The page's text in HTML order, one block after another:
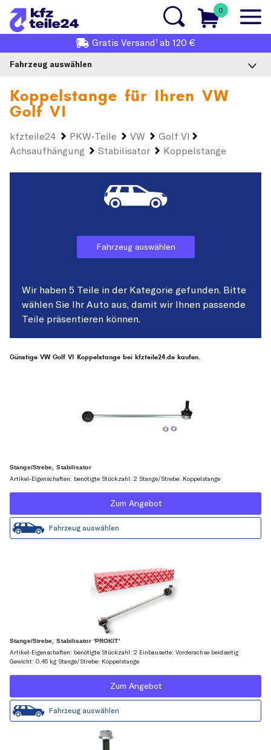
0
Gratis Versand1 ab 120 €
Fahrzeug auswählen
Koppelstange für Ihren VW
Golf VI
kfzteile24 PKW-Teile VW
Golf VI
Achsaufhängung
Stabilisator Koppelstange
Fahrzeug auswählen
Wir haben 5 Teile in der Kategorie gefunden. Bitte
wählen Sie Ihr Auto aus, damit wir Ihnen passende
Teile präsentieren können.
Günstige VW Golf VI Koppelstange bei kfzteile24.de kaufen.
Stange/Strebe, Stabilisator
Artikel-Eigenschaften: benötigte Stückzahl: 2 Stange/Strebe: Koppelstange
Zum Angebot
Fahrzeug auswählen
Stange/Strebe, Stabilisator 'PROKIT'
Artikel-Eigenschaften: benötigte Stückzahl: 2 Einbauseite: Vorderachse beidseitig
Gewicht: 0,45 kg Stange/Strebe: Koppelstange
Zum Angebot
Fahrzeug auswählen